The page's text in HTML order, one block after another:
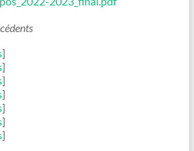
]
]
]
]
]
]
]